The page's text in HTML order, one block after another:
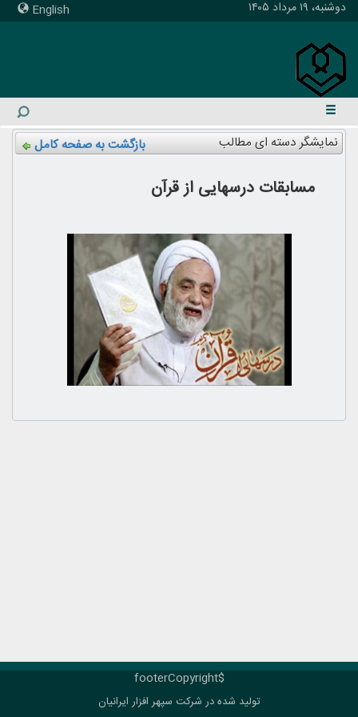
English دوشنبه، ۱۹ مرداد ۱۴۰۵
نمایشگر دسته ای مطالب بازگشت به صفحه کامل
مسابقات درسهایی از قرآن
$footerCopyright
تولید شده در شرکت سپهر افزار ایرانیان